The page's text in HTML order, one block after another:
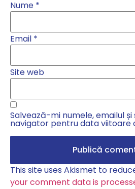
Nume *
Email *
Site web
Salvează-mi numele, emailul
navigator pentru data viitoare
This site uses Akismet to
your comment data is